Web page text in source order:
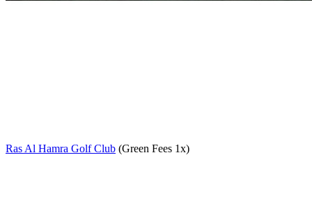
Ras Al Hamra Golf Club (Green Fees 1x)